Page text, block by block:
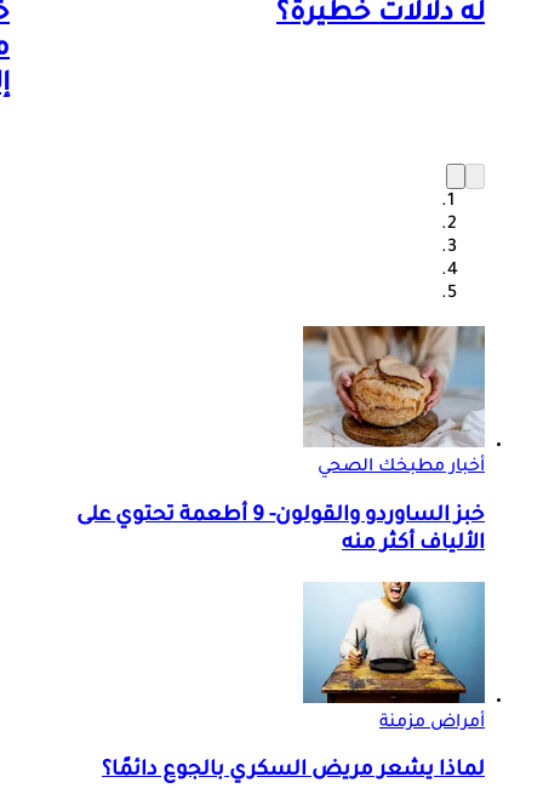
له دلالات خطيرة؟
أخبار مطبخك الصحي
خبز الساوردو والقولون- 9 أطعمة تحتوي على
الألياف أكثر منه
أمراض مزمنة
لماذا يشعر مريض السكري بالجوع دائمًا؟